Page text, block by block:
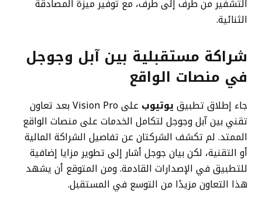
التشفير من طرف إلى طرف، مع توفير ميزة المصادقة
الثنائية.
شراكة مستقبلية بين آبل وجوجل
في منصات الواقع
جاء إطلاق تطبيق يوتيوب
على Vision Pro بعد تعاون
تقني بين آبل وجوجل لتكامل الخدمات على منصات الواقع
الممتد. لم تكشف الشركتان عن تفاصيل الشراكة المالية
أو التقنية، لكن بيان جوجل أشار إلى تطوير مزايا إضافية
للتطبيق في الإصدارات القادمة. ومن المتوقع أن يشهد
هذا التعاون مزيدًا من التوسع في المستقبل.